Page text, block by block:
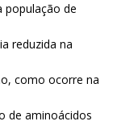
população de
reduzida na
como ocorre na
de aminoácidos